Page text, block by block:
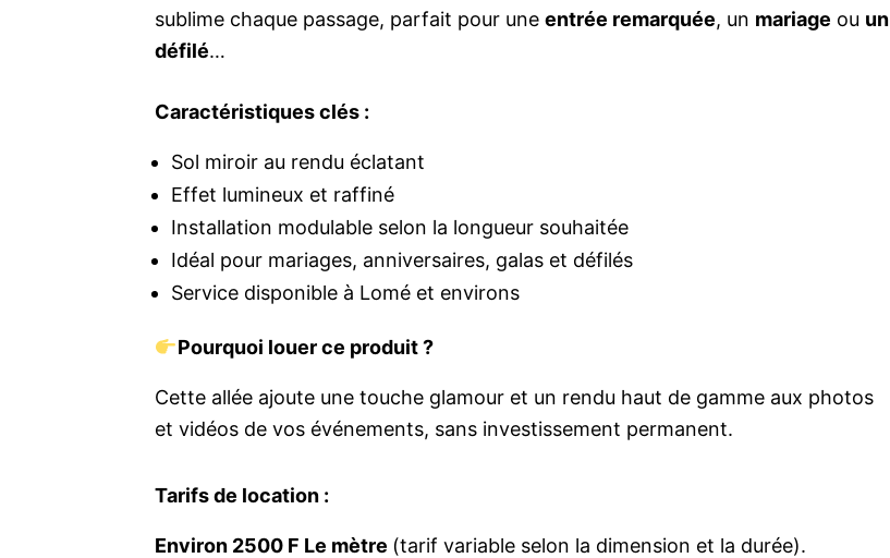
sublime chaque passage, parfait pour une entrée remarquée, un mariage ou un
défilé…
Caractéristiques clés :
Sol miroir au rendu éclatant
Effet lumineux et raffiné
Installation modulable selon la longueur souhaitée
Idéal pour mariages, anniversaires, galas et défilés
Service disponible à Lomé et environs
Pourquoi louer ce produit ?
Cette allée ajoute une touche glamour et un rendu haut de gamme aux photos
et vidéos de vos événements, sans investissement permanent.
Tarifs de location :
Environ 2500 F Le mètre (tarif variable selon la dimension et la durée).